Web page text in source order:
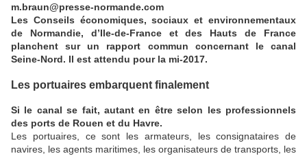
m.braun@presse-normande.com
Les Conseils économiques, sociaux et environnementaux
de Normandie, d’Ile-de-France et des Hauts de France
planchent sur un rapport commun concernant le canal
Seine-Nord. Il est attendu pour la mi-2017.
Les portuaires embarquent finalement
Si le canal se fait, autant en être selon les professionnels
des ports de Rouen et du Havre.
Les portuaires, ce sont les armateurs, les consignataires de
navires, les agents maritimes, les organisateurs de transports, les